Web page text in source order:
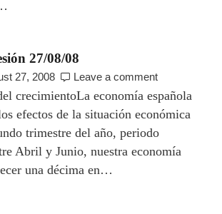
27/08/08
27, 2008 Leave a comment
crecimientoLa economía española
efectos de la situación económica
trimestre del año, periodo
Abril y Junio, nuestra economía
una décima en…